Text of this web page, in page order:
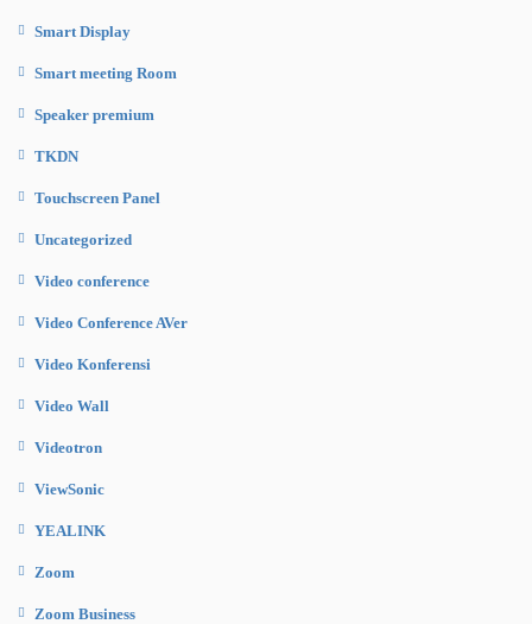
Smart Display
Smart meeting Room
Speaker premium
TKDN
Touchscreen Panel
Uncategorized
Video conference
Video Conference AVer
Video Konferensi
Video Wall
Videotron
ViewSonic
YEALINK
Zoom
Zoom Business